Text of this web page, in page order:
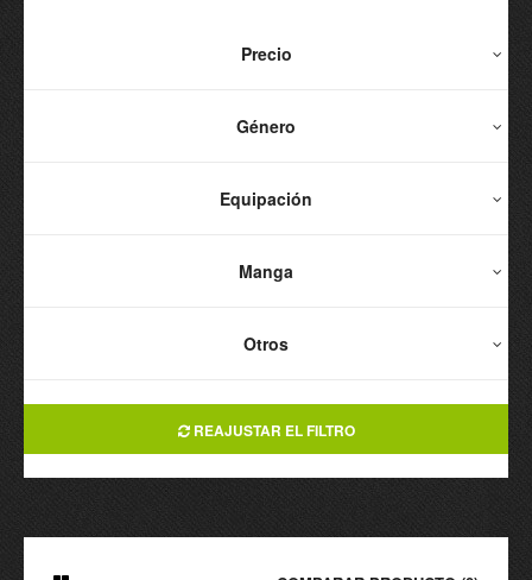
Precio
Género
Equipación
Manga
Otros
REAJUSTAR EL FILTRO